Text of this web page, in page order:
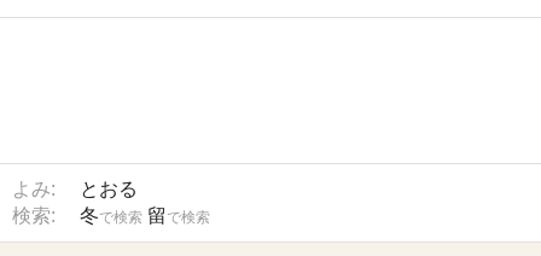
よみ:
とおる
検索:
冬で検索 留 で検索